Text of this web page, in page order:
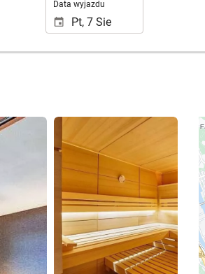
Data wyjazdu
Zobacz 25 zdjęć